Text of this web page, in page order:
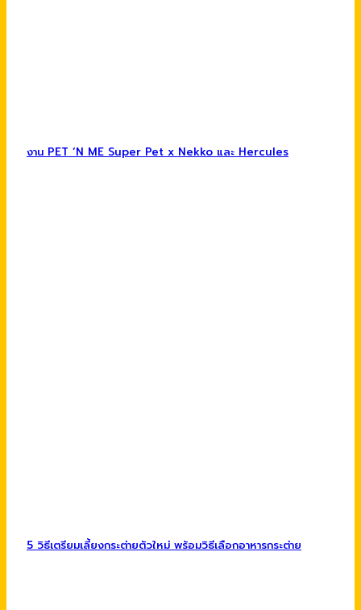
งาน PET ‘N ME Super Pet x Nekko และ Hercules
5 วิธีเตรียมเลี้ยงกระต่ายตัวใหม่ พร้อมวิธีเลือกอาหารกระต่าย